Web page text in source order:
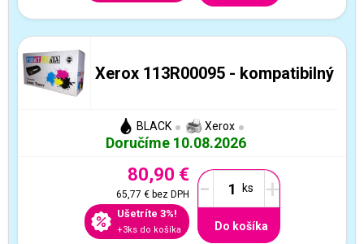
Xerox 113R00095 - kompatibilný
BLACK Xerox
Doručíme 10.08.2026
80,90 €
65,77 €bez DPH
Ušetríte 3%!
+3ks do košíka
- +
Do košíka